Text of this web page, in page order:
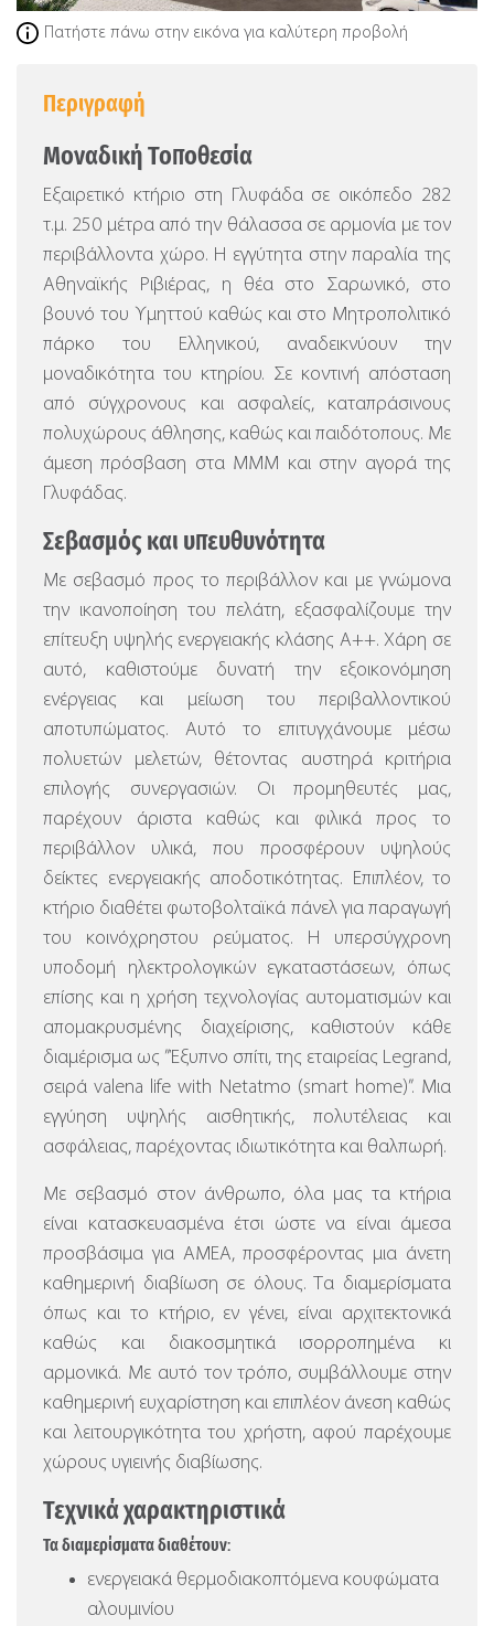
Πατήστε πάνω στην εικόνα για καλύτερη προβολή
Περιγραφή
Μοναδική Τοποθεσία
Εξαιρετικό κτήριο στη Γλυφάδα σε οικόπεδο 282
τ.μ. 250 μέτρα από την θάλασσα σε αρμονία με τον
περιβάλλοντα χώρο. Η εγγύτητα στην παραλία της
Αθηναϊκής Ριβιέρας, η θέα στο Σαρωνικό, στο
βουνό του Υμηττού καθώς και στο Μητροπολιτικό
πάρκο του Ελληνικού, αναδεικνύουν την
μοναδικότητα του κτηρίου. Σε κοντινή απόσταση
από σύγχρονους και ασφαλείς, καταπράσινους
πολυχώρους άθλησης, καθώς και παιδότοπους. Με
άμεση πρόσβαση στα ΜΜΜ και στην αγορά της
Γλυφάδας.
Σεβασμός και υπευθυνότητα
Με σεβασμό προς το περιβάλλον και με γνώμονα
την ικανοποίηση του πελάτη, εξασφαλίζουμε την
επίτευξη υψηλής ενεργειακής κλάσης Α++. Χάρη σε
αυτό, καθιστούμε δυνατή την εξοικονόμηση
ενέργειας και μείωση του περιβαλλοντικού
αποτυπώματος. Αυτό το επιτυγχάνουμε μέσω
πολυετών μελετών, θέτοντας αυστηρά κριτήρια
επιλογής συνεργασιών. Οι προμηθευτές μας,
παρέχουν άριστα καθώς και φιλικά προς το
περιβάλλον υλικά, που προσφέρουν υψηλούς
δείκτες ενεργειακής αποδοτικότητας. Επιπλέον, το
κτήριο διαθέτει φωτοβολταϊκά πάνελ για παραγωγή
του κοινόχρηστου ρεύματος. Η υπερσύγχρονη
υποδομή ηλεκτρολογικών εγκαταστάσεων, όπως
επίσης και η χρήση τεχνολογίας αυτοματισμών και
απομακρυσμένης διαχείρισης, καθιστούν κάθε
διαμέρισμα ως ”Έξυπνο σπίτι, της εταιρείας Legrand,
σειρά valena life with Netatmo (smart home)”. Μια
εγγύηση υψηλής αισθητικής, πολυτέλειας και
ασφάλειας, παρέχοντας ιδιωτικότητα και θαλπωρή.
Με σεβασμό στον άνθρωπο, όλα μας τα κτήρια
είναι κατασκευασμένα έτσι ώστε να είναι άμεσα
προσβάσιμα για ΑΜΕΑ, προσφέροντας μια άνετη
καθημερινή διαβίωση σε όλους. Τα διαμερίσματα
όπως και το κτήριο, εν γένει, είναι αρχιτεκτονικά
καθώς και διακοσμητικά ισορροπημένα κι
αρμονικά. Με αυτό τον τρόπο, συμβάλλουμε στην
καθημερινή ευχαρίστηση και επιπλέον άνεση καθώς
και λειτουργικότητα του χρήστη, αφού παρέχουμε
χώρους υγιεινής διαβίωσης.
Τεχνικά χαρακτηριστικά
Τα διαμερίσματα διαθέτουν:
ενεργειακά θερμοδιακοπτόμενα κουφώματα
αλουμινίου